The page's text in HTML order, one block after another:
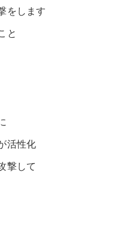
をします
と
活性化
撃して